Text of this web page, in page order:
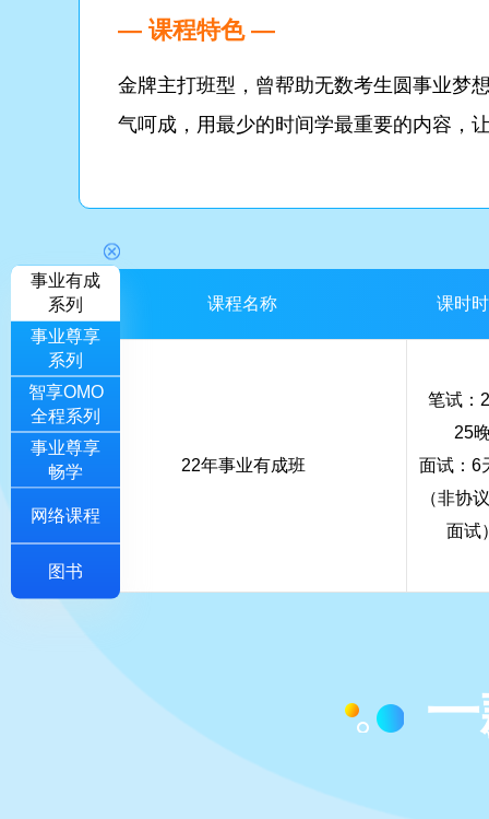
— 课程特色 —
金牌主打班型，曾帮助无数考生圆事业梦
气呵成，用最少的时间学最重要的内容，
课程名称 课时
22年事业有成班
笔试：
25
面试：6
（非协
面试
事业有成
系列
事业尊享
系列
智享OMO
全程系列
事业尊享
畅学
网络课程
图书